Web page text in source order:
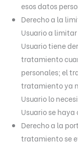
esos datos
Derecho a la
Usuario a
Usuario tiene
tratamiento
personales; el
tratamiento ya
Usuario lo
Usuario se
Derecho a la
tratamiento se